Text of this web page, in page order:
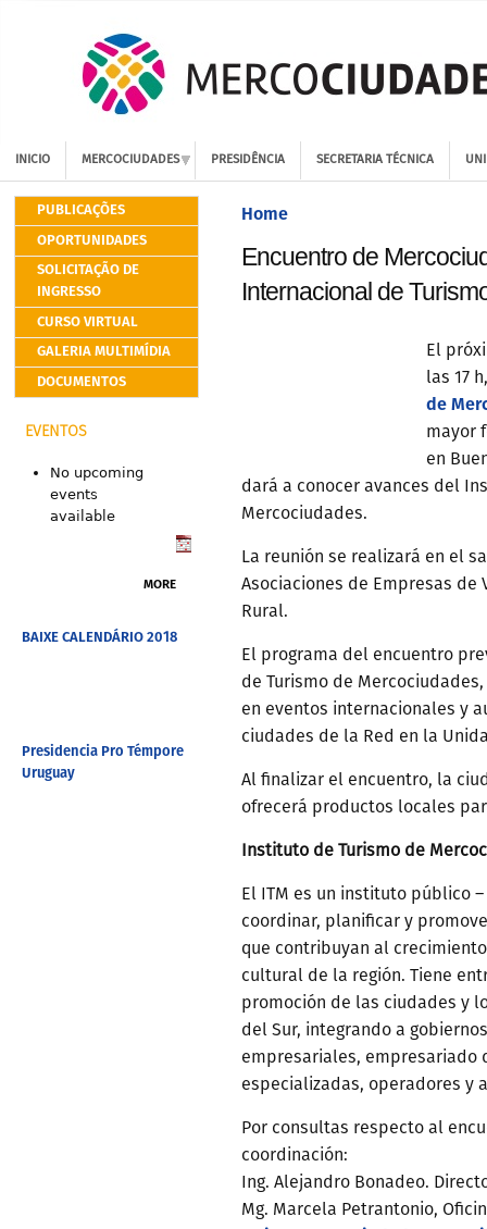
INICIO MERCOCIUDADES PRESIDÊNCIA SECRETARIA TÉCNICA
PUBLICAÇÕES
OPORTUNIDADES
SOLICITAÇÃO DE
INGRESSO
CURSO VIRTUAL
GALERIA MULTIMÍDIA
DOCUMENTOS
EVENTOS
No upcoming
events
available
MORE
BAIXE CALENDÁRIO 2018
Presidencia Pro Témpore
Uruguay
Home
Encuentro de
Internacional de
El
las 17
de
mayor
en
dará a conocer avances del
Mercociudades.
La reunión se realizará en el
Asociaciones de Empresas de
Rural.
El programa del encuentro
de Turismo de
en eventos internacionales y
ciudades de la Red en la
Al finalizar el encuentro, la
ofrecerá productos locales
Instituto de Turismo de
El ITM es un instituto público
coordinar, planificar y
que contribuyan al
cultural de la región. Tiene
promoción de las ciudades y
del Sur, integrando a
empresariales, empresariado
especializadas, operadores y
Por consultas respecto al
coordinación:
Ing. Alejandro Bonadeo.
Mg. Marcela Petrantonio,